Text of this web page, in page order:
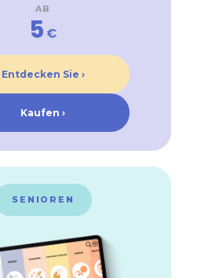
AB
5 €
Entdecken Sie ›
Kaufen ›
SENIOREN